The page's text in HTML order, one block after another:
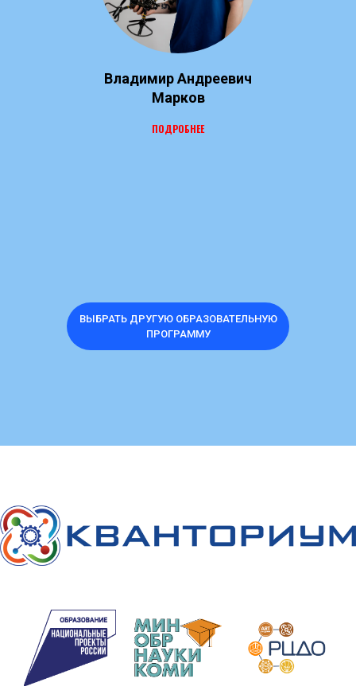
Владимир Андреевич
Марков
ПОДРОБНЕЕ
ВЫБРАТЬ ДРУГУЮ ОБРАЗОВАТЕЛЬНУЮ
ПРОГРАММУ